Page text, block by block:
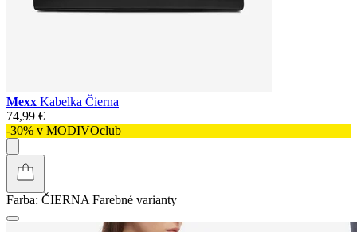
Mexx Kabelka Čierna
74,99 €
-30% v MODIVOclub
Farba: ČIERNA Farebné varianty